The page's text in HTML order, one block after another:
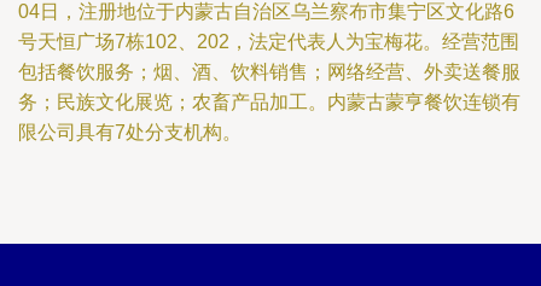
04日，注册地位于内蒙古自治区乌兰察布市集宁区文化路6
号天恒广场7栋102、202，法定代表人为宝梅花。经营范围
包括餐饮服务；烟、酒、饮料销售；网络经营、外卖送餐服
务；民族文化展览；农畜产品加工。内蒙古蒙亨餐饮连锁有
限公司具有7处分支机构。